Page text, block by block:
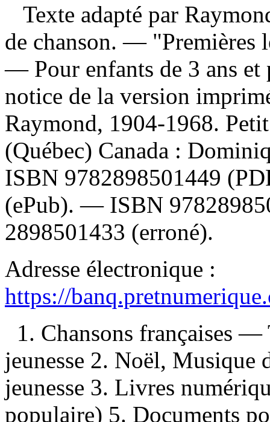
Texte adapté par
de chanson. — "Premières
— Pour enfants de 3 ans
notice de la version
Raymond, 1904-1968.
(Québec) Canada :
ISBN 9782898501449
(ePub). — ISBN
2898501433 (erroné).
Adresse électronique :
https://
1. Chansons françaises
jeunesse 2. Noël,
jeunesse 3. Livres
populaire) 5. Documents